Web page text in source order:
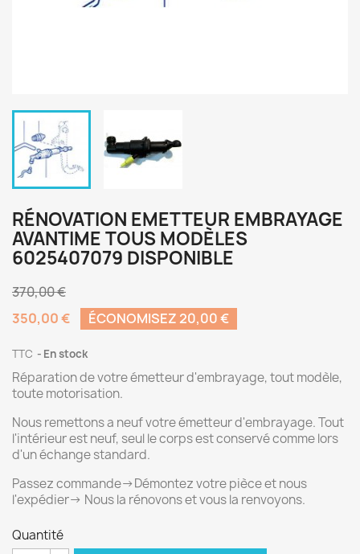
RÉNOVATION EMETTEUR EMBRAYAGE
AVANTIME TOUS MODÈLES
6025407079 DISPONIBLE
370,00 €
350,00 €
ÉCONOMISEZ 20,00 €
TTC En stock
Réparation de votre émetteur d'embrayage, tout modèle,
toute motorisation.
Nous remettons a neuf votre émetteur d'embrayage. Tout
l'intérieur est neuf, seul le corps est conservé comme lors
d'un échange standard.
Passez commande->Démontez votre pièce et nous
l'expédier-> Nous la rénovons et vous la renvoyons.
Quantité